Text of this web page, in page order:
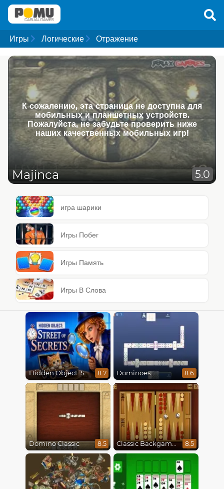
Игры Логические Отражение
К сожалению, эта страница не доступна для
мобильных и планшетных устройств.
Пожалуйста, не забудьте проверить ниже
наших качественных мобильных игр!
Majinca 5.0
игра шарики
Игры Побег
Игры Память
Игры В Слова
Hidden Object: Street Of Secrets 8.7 Dominoes 8.6
Domino Classic 8.5 Classic Backgammon 8.5